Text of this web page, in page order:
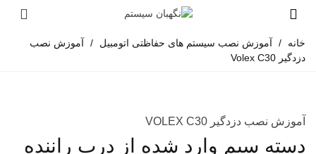
خانه / آموزش نصب سیستم های حفاظتی اتومبیل /
آموزش نصب
دزدگیر Volex C30
آموزش نصب دزدگیر VOLEX C30
دسته سیم وارد شده از درب راننده